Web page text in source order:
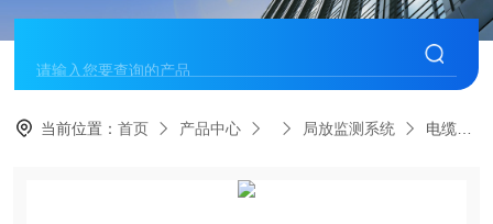
当前位置：首页 产品中心 局放监测系统 电缆线路局部放电在线监测